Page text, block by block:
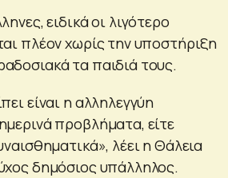
ειδικά οι λιγότερο
πλέον χωρίς την υποστήριξη
τα παιδιά τους.
είναι η αλληλεγγύη
προβλήματα, είτε
λέει η Θάλεια
δημόσιος υπάλληλος.